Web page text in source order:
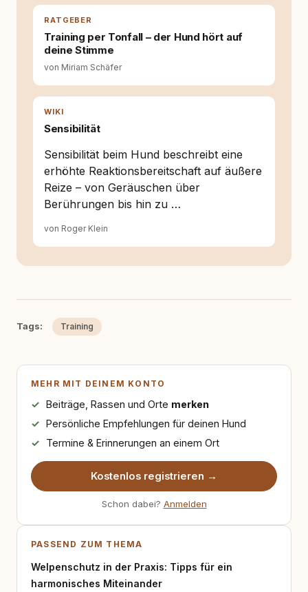
RATGEBER
Training per Tonfall – der Hund hört auf
deine Stimme
von Miriam Schäfer
WIKI
Sensibilität
Sensibilität beim Hund beschreibt eine
erhöhte Reaktionsbereitschaft auf äußere
Reize – von Geräuschen über
Berührungen bis hin zu …
von Roger Klein
Tags: Training
MEHR MIT DEINEM KONTO
Beiträge, Rassen und Orte merken
Persönliche Empfehlungen für deinen Hund
Termine & Erinnerungen an einem Ort
Kostenlos registrieren →
Schon dabei? Anmelden
PASSEND ZUM THEMA
Welpenschutz in der Praxis: Tipps für ein
harmonisches Miteinander